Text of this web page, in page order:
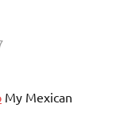
My Mexican